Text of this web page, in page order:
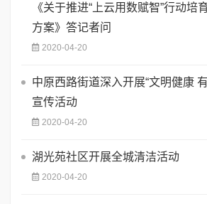
《关于推进“上云用数赋智”行动培
方案》答记者问
2020-04-20
中原西路街道深入开展“文明健康
宣传活动
2020-04-20
湖光苑社区开展全城清洁活动
2020-04-20